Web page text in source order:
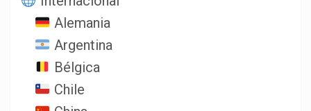
Alemania
Argentina
Bélgica
Chile